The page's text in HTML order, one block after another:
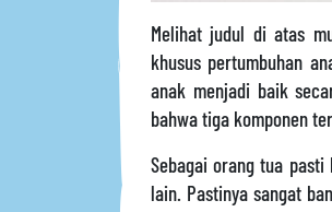
Melihat judul di atas
khusus pertumbuhan
anak menjadi baik
bahwa tiga komponen
Sebagai orang tua
lain. Pastinya sangat